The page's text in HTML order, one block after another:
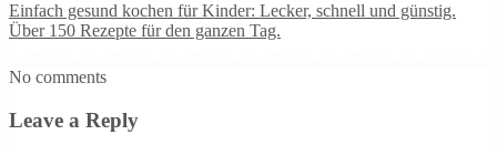
Einfach gesund kochen für Kinder: Lecker, schnell und günstig.
Über 150 Rezepte für den ganzen Tag.
No comments
Leave a Reply